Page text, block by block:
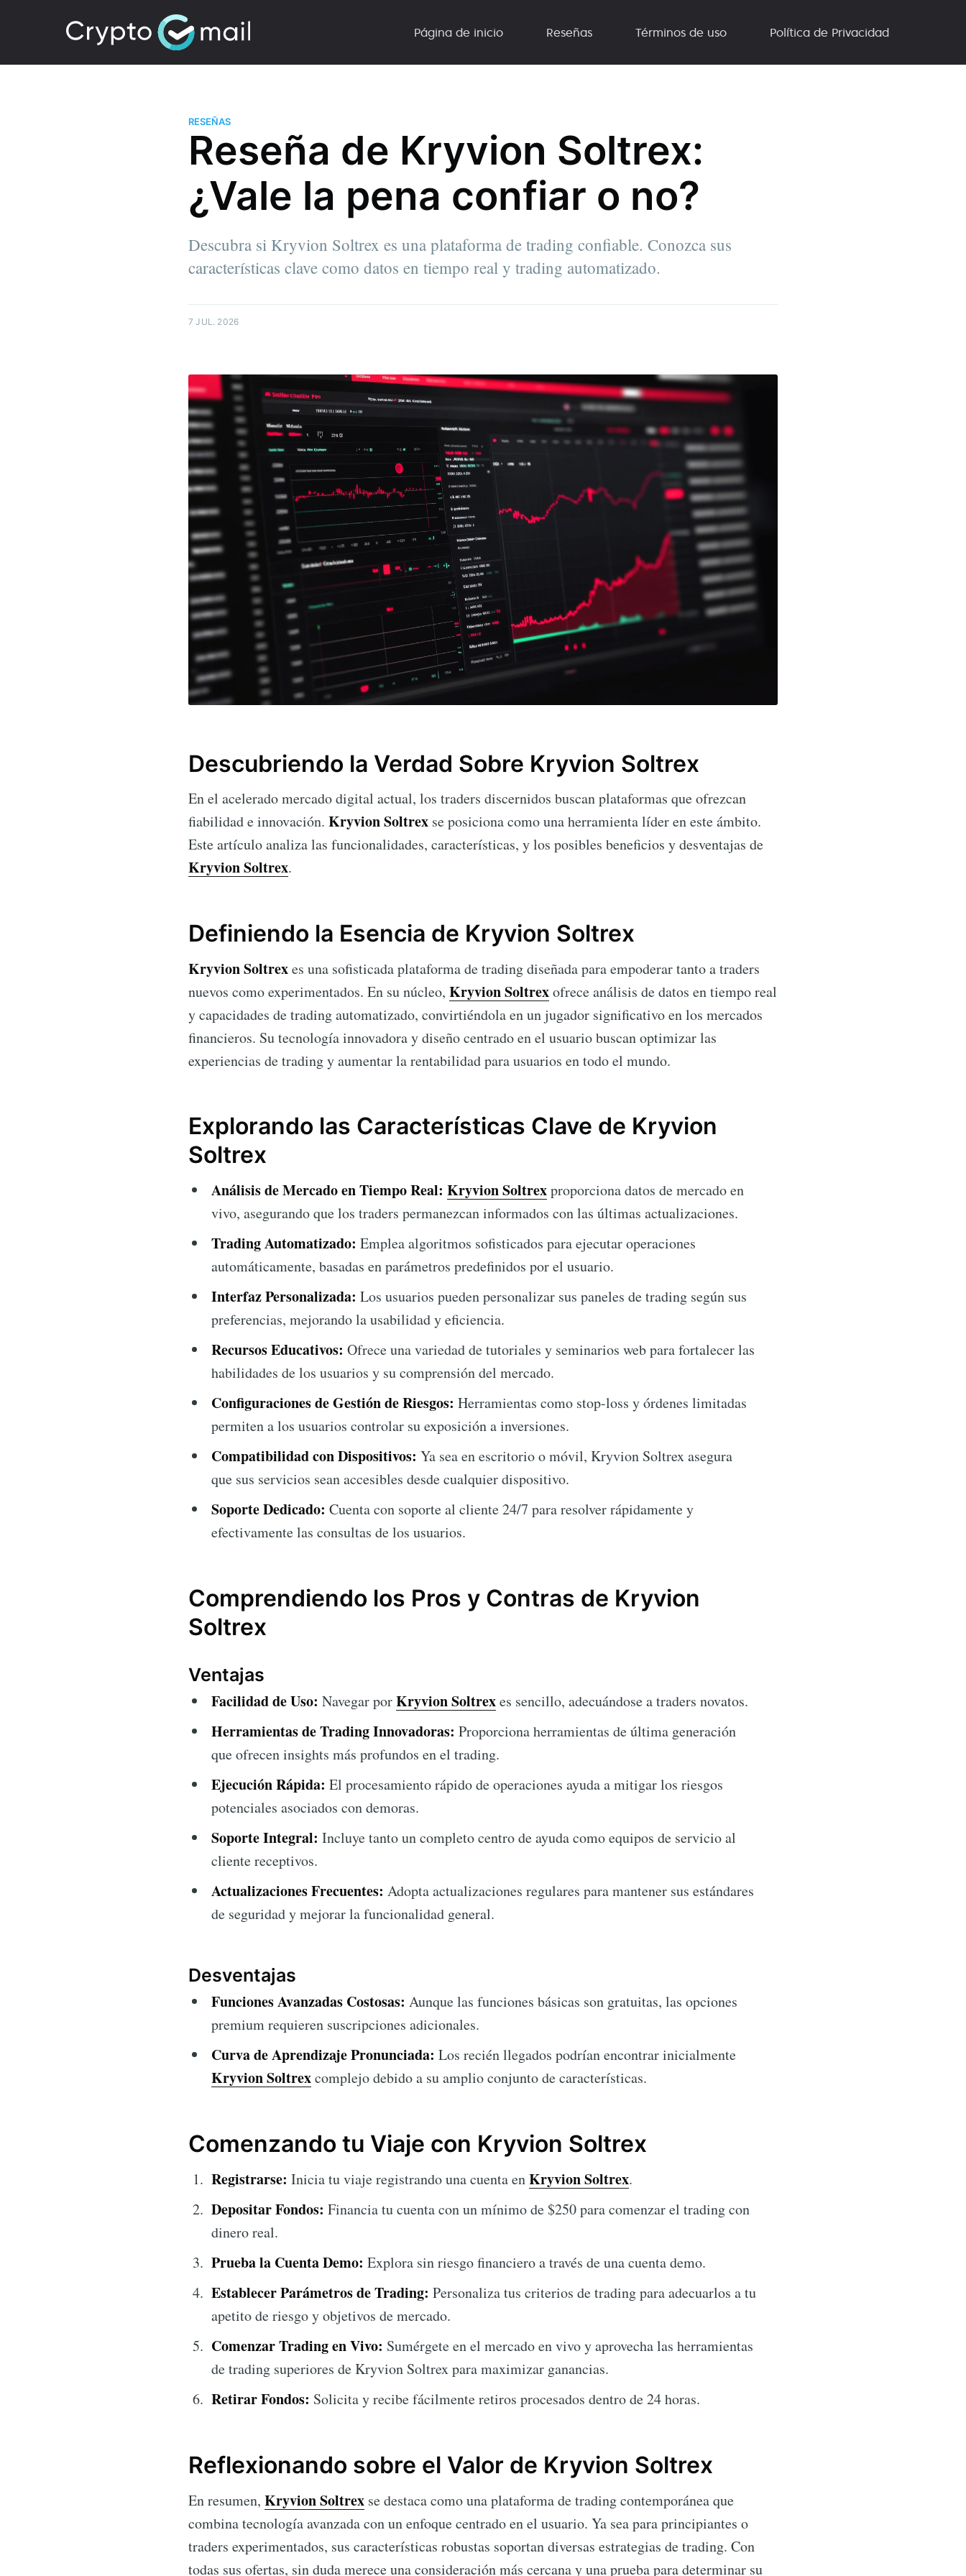
Página de inicio Reseñas Términos de uso Política de Privacidad
RESEÑAS
Reseña de Kryvion Soltrex:
¿Vale la pena confiar o no?
Descubra si Kryvion Soltrex es una plataforma de trading confiable. Conozca sus
características clave como datos en tiempo real y trading automatizado.
7 JUL. 2026
Descubriendo la Verdad Sobre Kryvion Soltrex
En el acelerado mercado digital actual, los traders discernidos buscan plataformas que ofrezcan
fiabilidad e innovación. Kryvion Soltrex se posiciona como una herramienta líder en este ámbito.
Este artículo analiza las funcionalidades, características, y los posibles beneficios y desventajas de
Kryvion Soltrex.
Definiendo la Esencia de Kryvion Soltrex
Kryvion Soltrexes una sofisticada plataforma de trading diseñada para empoderar tanto a traders
nuevos como experimentados. En su núcleo, Kryvion Soltrexofrece análisis de datos en tiempo real
y capacidades de trading automatizado, convirtiéndola en un jugador significativo en los mercados
financieros. Su tecnología innovadora y diseño centrado en el usuario buscan optimizar las
experiencias de trading y aumentar la rentabilidad para usuarios en todo el mundo.
Explorando las Características Clave de Kryvion
Soltrex
Análisis de Mercado en Tiempo Real: Kryvion Soltrexproporciona datos de mercado en
vivo, asegurando que los traders permanezcan informados con las últimas actualizaciones.
Trading Automatizado: Emplea algoritmos sofisticados para ejecutar operaciones
automáticamente, basadas en parámetros predefinidos por el usuario.
Interfaz Personalizada: Los usuarios pueden personalizar sus paneles de trading según sus
preferencias, mejorando la usabilidad y eficiencia.
Recursos Educativos: Ofrece una variedad de tutoriales y seminarios web para fortalecer las
habilidades de los usuarios y su comprensión del mercado.
Configuraciones de Gestión de Riesgos: Herramientas como stop-loss y órdenes limitadas
permiten a los usuarios controlar su exposición a inversiones.
Compatibilidad con Dispositivos: Ya sea en escritorio o móvil, Kryvion Soltrex asegura
que sus servicios sean accesibles desde cualquier dispositivo.
Soporte Dedicado: Cuenta con soporte al cliente 24/7 para resolver rápidamente y
efectivamente las consultas de los usuarios.
Comprendiendo los Pros y Contras de Kryvion
Soltrex
Ventajas
Facilidad de Uso: Navegar porKryvion Soltrexes sencillo, adecuándose a traders novatos.
Herramientas de Trading Innovadoras: Proporciona herramientas de última generación
que ofrecen insights más profundos en el trading.
Ejecución Rápida: El procesamiento rápido de operaciones ayuda a mitigar los riesgos
potenciales asociados con demoras.
Soporte Integral: Incluye tanto un completo centro de ayuda como equipos de servicio al
cliente receptivos.
Actualizaciones Frecuentes: Adopta actualizaciones regulares para mantener sus estándares
de seguridad y mejorar la funcionalidad general.
Desventajas
Funciones Avanzadas Costosas: Aunque las funciones básicas son gratuitas, las opciones
premium requieren suscripciones adicionales.
Curva de Aprendizaje Pronunciada: Los recién llegados podrían encontrar inicialmente
Kryvion Soltrexcomplejo debido a su amplio conjunto de características.
Comenzando tu Viaje con Kryvion Soltrex
Registrarse: Inicia tu viaje registrando una cuenta enKryvion Soltrex.
Depositar Fondos: Financia tu cuenta con un mínimo de $250 para comenzar el trading con
dinero real.
Prueba la Cuenta Demo: Explora sin riesgo financiero a través de una cuenta demo.
Establecer Parámetros de Trading: Personaliza tus criterios de trading para adecuarlos a tu
apetito de riesgo y objetivos de mercado.
Comenzar Trading en Vivo: Sumérgete en el mercado en vivo y aprovecha las herramientas
de trading superiores de Kryvion Soltrex para maximizar ganancias.
Retirar Fondos: Solicita y recibe fácilmente retiros procesados dentro de 24 horas.
Reflexionando sobre el Valor de Kryvion Soltrex
En resumen, Kryvion Soltrex se destaca como una plataforma de trading contemporánea que
combina tecnología avanzada con un enfoque centrado en el usuario. Ya sea para principiantes o
traders experimentados, sus características robustas soportan diversas estrategias de trading. Con
todas sus ofertas, sin duda merece una consideración más cercana y una prueba para determinar su